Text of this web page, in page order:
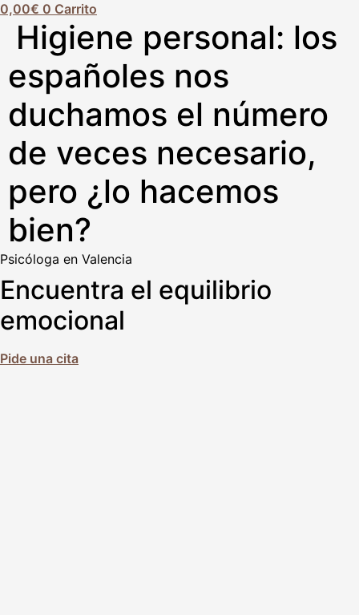
0,00€ 0 Carrito
Higiene personal: los
españoles nos
duchamos el número
de veces necesario,
pero ¿lo hacemos
bien?
Psicóloga en Valencia
Encuentra el equilibrio
emocional
Pide una cita